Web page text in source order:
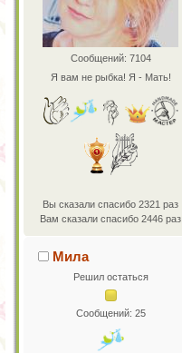
Сообщений: 7104
Я вам не рыбка! Я - Мать!
Вы сказали спасибо 2321 раз
Вам сказали спасибо 2446 раз
Мила
Решил остаться
Сообщений: 25